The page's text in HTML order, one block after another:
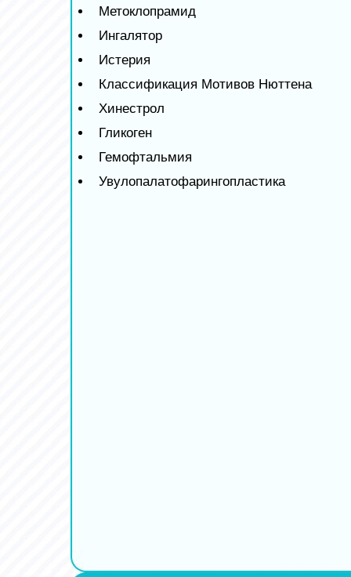
Метоклопрамид
Ингалятор
Истерия
Классификация Мотивов Нюттена
Хинестрол
Гликоген
Гемофтальмия
Увулопалатофарингопластика